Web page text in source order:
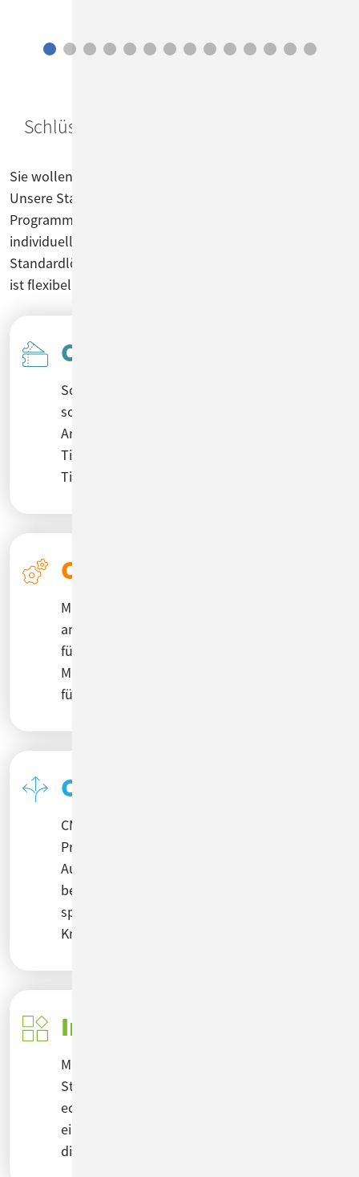
Schlüsselfertig & einsatzbereit –
Sie wollen loslegen, ohne viel Zeit zu verlieren? Perfekt!
Unsere Standardprodukte sind out of the box und ohne
Programmieraufwand einsetzbar. Sie benötigen
individuelle Anpassungen innerhalb der
Standardlösung? Kein Problem! Denn unsere Plattform
ist flexibel und individuell konfigurierbar.
CM/Ticketing
Sofort einsatzbereit: CM/Ticketing kommt
schlüsselfertig vorkonfiguriert. Wandeln Sie
Anfragen mehrerer Channels zentral in
Tickets um. Bei Bedarf leiten Sie aus einem
Ticket Aufgaben für Ihr Team ab.
CM/Helpdesk
Mit CM/Helpdesk legen Sie sofort los: Unsere
an ITIL angelehnte Lösung enthält Prozesse
für Incident-, Problem-, Change- sowie Asset-
Management. Ein schlüsselfertiges System
für Ihr wertvollstes Gut – Ihre Mitarbeiter!
CM/Complaint
CM/Complaint kommt mit vordefinierten
Prozessen für Reklamationen & Retouren.
Auch Beschwerden und Serviceanfragen
bearbeiten Sie mit einem integrierten Prozess
spielend. 8D-Reports erstellen Sie auf
Knopfdruck.
Individuelle Workflows
Manche Prozesse passen nicht in ein
Standardprodukt. Spezifische Workflows und
echtes Case Management verlangen von
einer Software größtmögliche Flexibilität für
die Anwender.